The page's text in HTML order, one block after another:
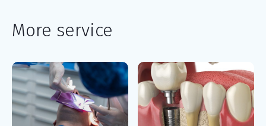
More service